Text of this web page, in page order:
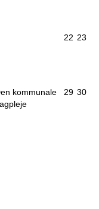
22 23
kommunale
29 30